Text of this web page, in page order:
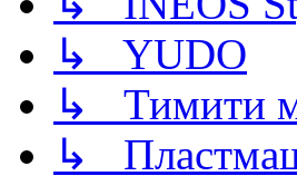
↳ YUDO
↳ Тимити
↳